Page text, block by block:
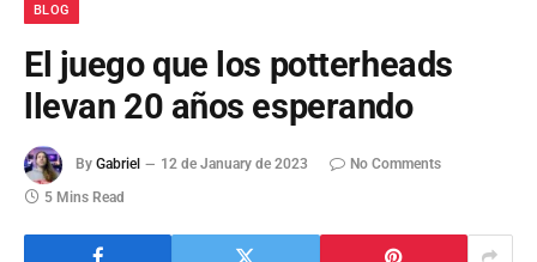
BLOG
El juego que los potterheads
llevan 20 años esperando
By Gabriel 12 de January de 2023
No Comments
5 Mins Read